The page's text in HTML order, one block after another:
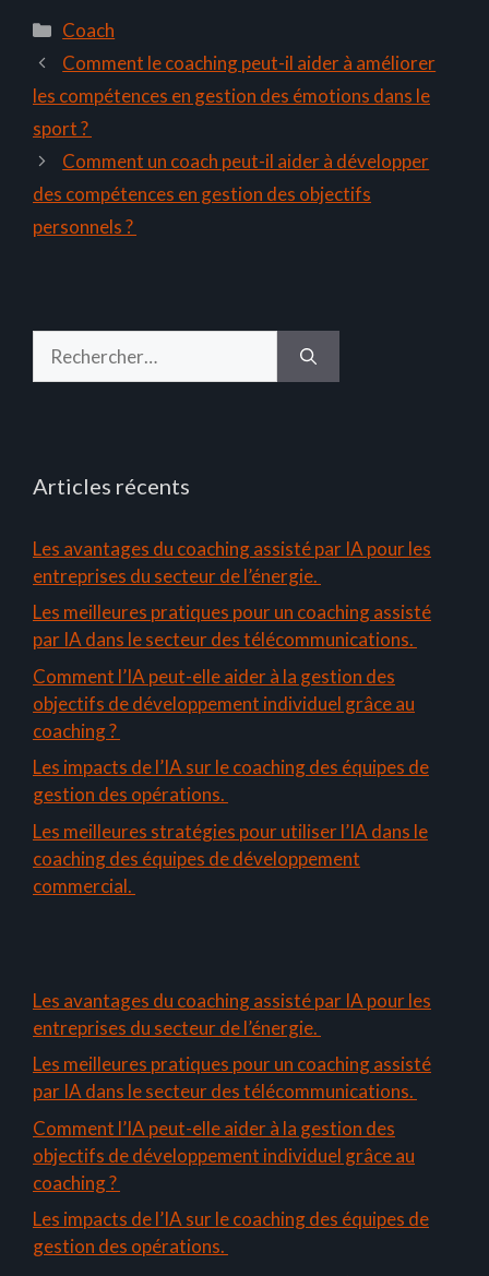
Catégories
Coach
Comment le coaching peut-il aider à améliorer
les compétences en gestion des émotions dans le
sport ?
Comment un coach peut-il aider à développer
des compétences en gestion des objectifs
personnels ?
Articles récents
Les avantages du coaching assisté par IA pour les
entreprises du secteur de l’énergie.
Les meilleures pratiques pour un coaching assisté
par IA dans le secteur des télécommunications.
Comment l’IA peut-elle aider à la gestion des
objectifs de développement individuel grâce au
coaching ?
Les impacts de l’IA sur le coaching des équipes de
gestion des opérations.
Les meilleures stratégies pour utiliser l’IA dans le
coaching des équipes de développement
commercial.
Les avantages du coaching assisté par IA pour les
entreprises du secteur de l’énergie.
Les meilleures pratiques pour un coaching assisté
par IA dans le secteur des télécommunications.
Comment l’IA peut-elle aider à la gestion des
objectifs de développement individuel grâce au
coaching ?
Les impacts de l’IA sur le coaching des équipes de
gestion des opérations.